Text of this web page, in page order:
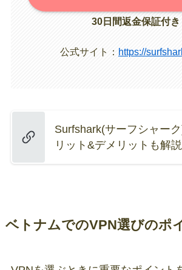
30日間返金保証付き
公式サイト： https://
Surfshark(サーフシャー
リット&デメリットも解説
ベトナムでのVPN選びのポ